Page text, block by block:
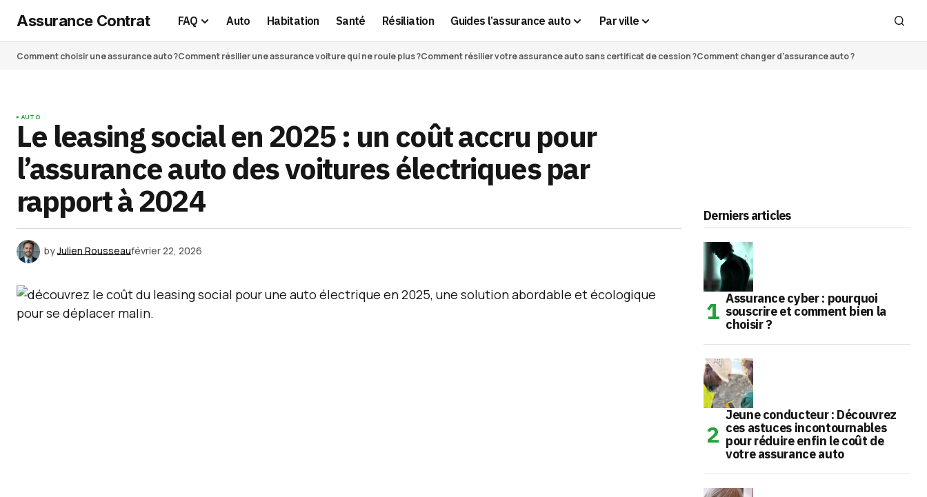
Assurance Contrat FAQ Auto Habitation Santé Résiliation Guides l’assurance auto Par ville
Comment choisir une assurance auto ?Comment résilier une assurance voiture qui ne roule plus ?Comment résilier votre assurance auto sans certificat de cession ?Comment changer d’assurance auto ?
AUTO
Le leasing social en 2025 : un coût accru pour
l’assurance auto des voitures électriques par
rapport à 2024
byJulien Rousseaufévrier 22, 2026
Derniers articles
Assurance cyber : pourquoi
souscrire et comment bien la
choisir ?
Jeune conducteur : Découvrez
ces astuces incontournables
pour réduire enfin le coût de
votre assurance auto